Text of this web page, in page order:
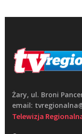
Żary, ul. Broni
email:
Telewizja